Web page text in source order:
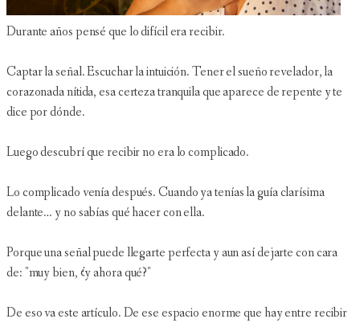
Durante años pensé que lo difícil era recibir.
Captar la señal. Escuchar la intuición. Tener el sueño revelador, la
corazonada nítida, esa certeza tranquila que aparece de repente y te
dice por dónde.
Luego descubrí que recibir no era lo complicado.
Lo complicado venía después. Cuando ya tenías la guía clarísima
delante… y no sabías qué hacer con ella.
Porque una señal puede llegarte perfecta y aun así dejarte con cara
de: "muy bien, ¿y ahora qué?"
De eso va este artículo. De ese espacio enorme que hay entre recibir